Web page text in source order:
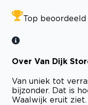
Top beoordeeld
Over Van Dijk
Van uniek tot
bijzonder. Dat is
Waalwijk eruit ziet.